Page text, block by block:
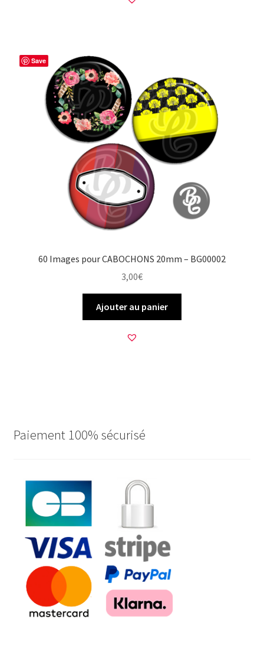
Save
60 Images pour CABOCHONS 20mm – BG00002
3,00€
Ajouter au panier
Paiement 100% sécurisé